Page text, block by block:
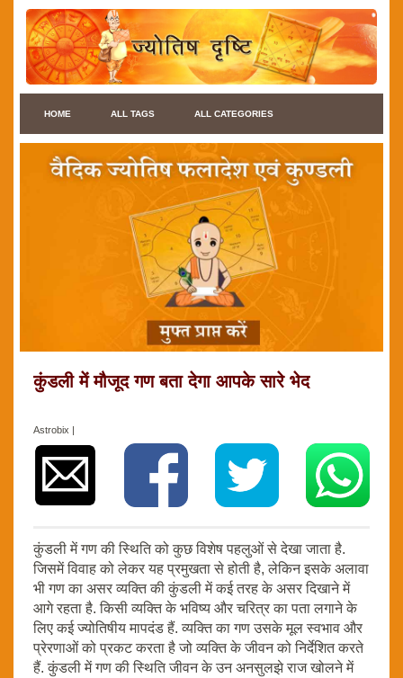
HOME ALL TAGS ALL CATEGORIES
कुंडली में मौजूद गण बता देगा आपके सारे भेद
Astrobix |
कुंडली में गण की स्थिति को कुछ विशेष पहलुओं से देखा जाता है.
जिसमें विवाह को लेकर यह प्रमुखता से होती है, लेकिन इसके अलावा
भी गण का असर व्यक्ति की कुंडली में कई तरह के असर दिखाने में
आगे रहता है. किसी व्यक्ति के भविष्य और चरित्र का पता लगाने के
लिए कई ज्योतिषीय मापदंड हैं. व्यक्ति का गण उसके मूल स्वभाव और
प्रेरणाओं को प्रकट करता है जो व्यक्ति के जीवन को निर्देशित करते
हैं. कुंडली में गण की स्थिति जीवन के उन अनसुलझे राज खोलने में